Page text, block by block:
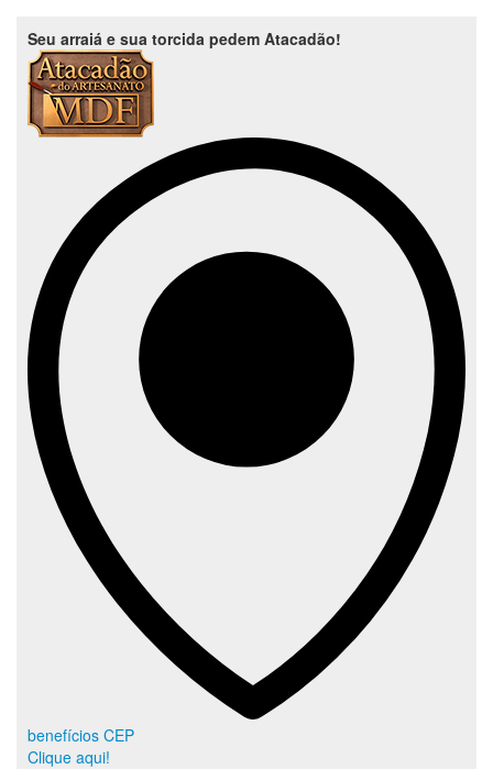
Seu arraiá e sua torcida pedem Atacadão!
benefícios CEP
Clique aqui!